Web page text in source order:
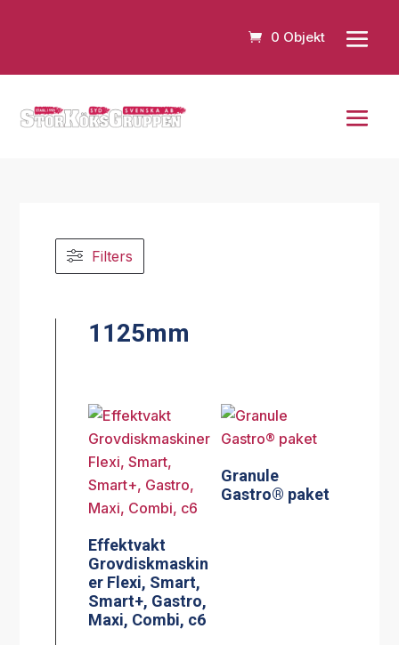
0 Objekt
Filters
1125mm
Effektvakt
Grovdiskmaskin
er Flexi, Smart,
Smart+, Gastro,
Maxi, Combi, c6
Granule
Gastro® paket